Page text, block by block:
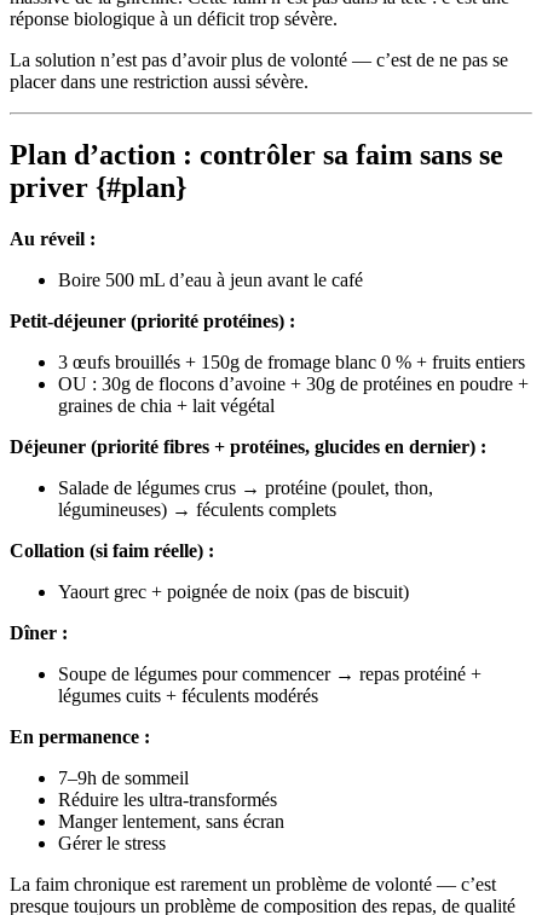
réponse biologique à un déficit trop sévère.
La solution n’est pas d’avoir plus de volonté — c’est de ne pas se
placer dans une restriction aussi sévère.
Plan d’action : contrôler sa faim sans se
priver {#plan}
Au réveil :
Boire 500 mL d’eau à jeun avant le café
Petit-déjeuner (priorité protéines) :
3 œufs brouillés + 150g de fromage blanc 0 % + fruits entiers
OU : 30g de flocons d’avoine + 30g de protéines en poudre +
graines de chia + lait végétal
Déjeuner (priorité fibres + protéines, glucides en dernier) :
Salade de légumes crus → protéine (poulet, thon,
légumineuses) → féculents complets
Collation (si faim réelle) :
Yaourt grec + poignée de noix (pas de biscuit)
Dîner :
Soupe de légumes pour commencer → repas protéiné +
légumes cuits + féculents modérés
En permanence :
7–9h de sommeil
Réduire les ultra-transformés
Manger lentement, sans écran
Gérer le stress
La faim chronique est rarement un problème de volonté — c’est
presque toujours un problème de composition des repas, de qualité